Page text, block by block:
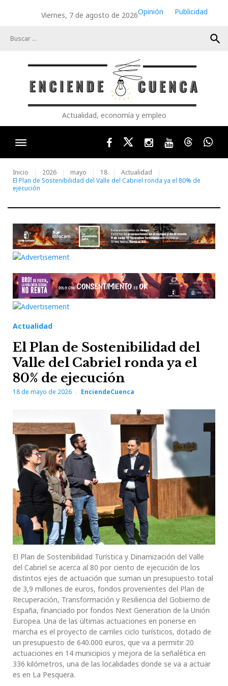
Viernes, 7 de agosto de 2026Opinión
Publicidad
search
Actualidad, economía y empleo
FacebookTwitterInstagram
YoutubeThreads
Inicio 2026 mayo 18
Actualidad
El Plan de Sostenibilidad del Valle del Cabriel ronda ya el 80% de
ejecución
Actualidad
El Plan de Sostenibilidad del
Valle del Cabriel ronda ya el
80% de ejecución
18 de mayo de 2026 EnciendeCuenca
El Plan de Sostenibilidad Turística y Dinamización del Valle
del Cabriel se acerca al 80 por ciento de ejecución de los
distintos ejes de actuación que suman un presupuesto total
de 3,9 millones de euros, fondos provenientes del Plan de
Recuperación, Transformación y Resiliencia del Gobierno de
España, financiado por fondos Next Generation de la Unión
Europea. Una de las últimas actuaciones en ponerse en
marcha es el proyecto de carriles ciclo turísticos, dotado de
un presupuesto de 640.000 euros, que va a permitir 20
actuaciones en 14 municipios y mejora de la señalética en
336 kilómetros, una de las localidades donde se va a actuar
es en La Pesquera.